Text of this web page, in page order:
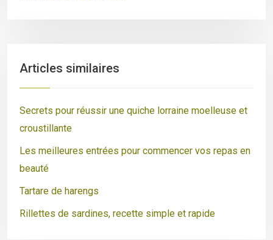
Articles similaires
Secrets pour réussir une quiche lorraine moelleuse et
croustillante
Les meilleures entrées pour commencer vos repas en
beauté
Tartare de harengs
Rillettes de sardines, recette simple et rapide